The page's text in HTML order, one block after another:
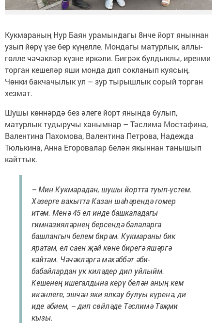
Кукмараның Нур Баян урамындагы 8нче йорт яныннан
узып йөрү үзе бер күңелле. Мондагы матурлык, аллы-
гөлле чәчәкләр күзне иркәли. Бигрәк булдыклы, иренми
торган кешеләр яши монда дип сокланып куясың.
Чөнки бакчачылык ул – зур тырышлык сорый торган
хезмәт.
Шушы көннәрдә без әлеге йорт янында булып,
матурлык тудыручы ханымнар – Тәслимә Мостафина,
Валентина Пахомова, Валентина Петрова, Надежда
Тюлькина, Анна Егоровалар белән якыннан танышып
кайттык.
– Мин Кукмарадан, шушы йортта туып-үстем.
Хәзерге вакытта Казан шәһәрендә гомер
итәм. Менә 45 ел инде башкаладагы
гимназияләрнең берсендә балаларга
башлангыч белем бирәм. Кукмараны бик
яратам, ел саен җәй көне бирегә яшәргә
кайтам. Чәчәкләргә мәхәббәт әби-
бабайлардан ук киләдер дип уйлыйм.
Кешенең ишегалдына керү белән аның кем
икәнлеге, эшчән яки ялкау булуы күренә, ди
иде әбием, – дип сөйләде Тәслимә Тәҗми
кызы.